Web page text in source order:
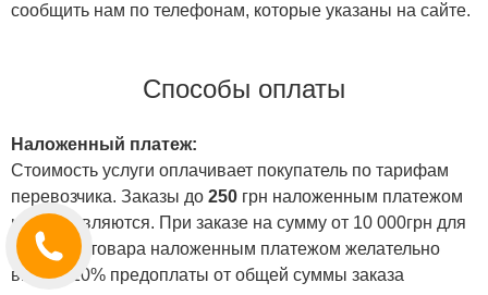
сообщить нам по телефонам, которые указаны на сайте.
Способы оплаты
Наложенный платеж:
Стоимость услуги оплачивает покупатель по тарифам
перевозчика. Заказы до 250 грн наложенным платежом
не отправляются. При заказе на сумму от 10 000грн для
отправки товара наложенным платежом желательно
внести 10% предоплаты от общей суммы заказа